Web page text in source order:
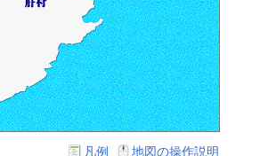
凡例 地図の操作説明